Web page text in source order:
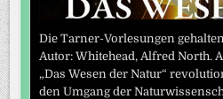
Die Tarner-Vorlesungen
Autor: Whitehead, Alfred North.
„Das Wesen der Natur“
den Umgang der